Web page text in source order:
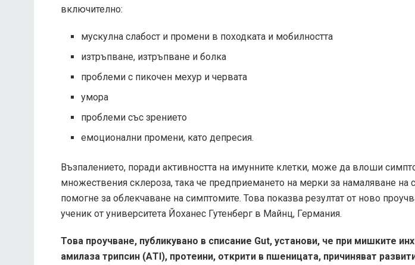
включително:
мускулна слабост и промени в походката и мобилността
изтръпване, изтръпване и болка
проблеми с пикочен мехур и червата
умора
проблеми със зрението
емоционални промени, като депресия.
Възпалението, поради активността на имунните клетки, може да влоши
множествения склероза, така че предприемането на мерки за намаляване на
помогне за облекчаване на симптомите. Това показва резултат от ново
ученик от университета Йоханес Гутенберг в Майнц, Германия.
Това проучване, публикувано в списание Gut, установи, че при мишките
амилаза трипсин (ΑΤΙ), протеини, открити в пшеницата, причиняват